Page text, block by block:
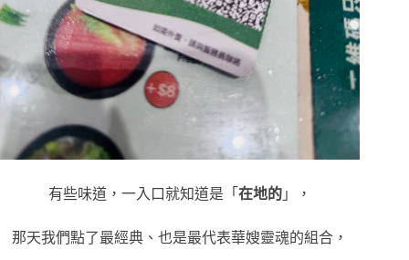
有些味道，一入口就知道是「在地的 」，
那天我們點了最經典、也是最代表華嫂靈魂的組合，